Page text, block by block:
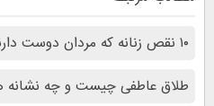
۱۰ نقص زنانه که مردان دوست دارند ببینید
طلاق عاطفی چیست و چه نشانه